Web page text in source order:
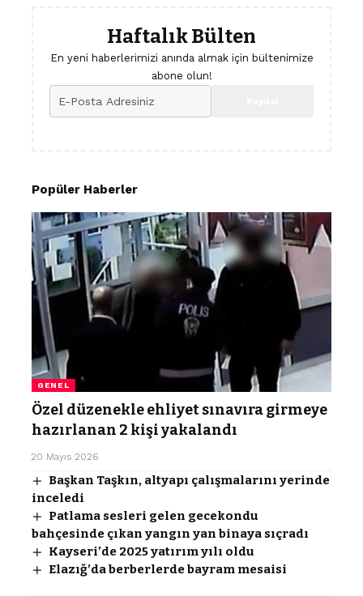
Haftalık Bülten
En yeni haberlerimizi anında almak için bültenimize
abone olun!
Popüler Haberler
GENEL
Özel düzenekle ehliyet sınavıra girmeye
hazırlanan 2 kişi yakalandı
20 Mayıs 2026
Başkan Taşkın, altyapı çalışmalarını yerinde
inceledi
Patlama sesleri gelen gecekondu
bahçesinde çıkan yangın yan binaya sıçradı
Kayseri’de 2025 yatırım yılı oldu
Elazığ’da berberlerde bayram mesaisi